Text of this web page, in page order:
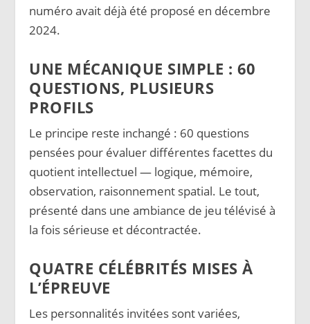
numéro avait déjà été proposé en décembre
2024.
UNE MÉCANIQUE SIMPLE : 60
QUESTIONS, PLUSIEURS
PROFILS
Le principe reste inchangé : 60 questions
pensées pour évaluer différentes facettes du
quotient intellectuel — logique, mémoire,
observation, raisonnement spatial. Le tout,
présenté dans une ambiance de jeu télévisé à
la fois sérieuse et décontractée.
QUATRE CÉLÉBRITÉS MISES À
L’ÉPREUVE
Les personnalités invitées sont variées,